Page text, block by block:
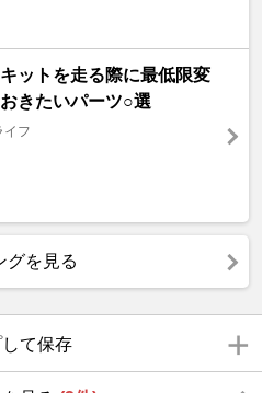
ットを走る際に最低限変
きたいパーツ○選
イフ
グを見る
て保存